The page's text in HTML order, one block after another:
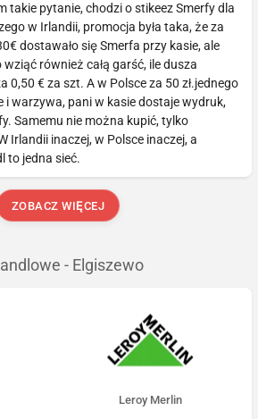
takie pytanie, chodzi o stikeez Smerfy dla
w Irlandii, promocja była taka, że za
dostawało się Smerfa przy kasie, ale
wziąć również całą garść, ile dusza
0,50 € za szt. A w Polsce za 50 zł.jednego
i warzywa, pani w kasie dostaje wydruk,
Samemu nie można kupić, tylko
Irlandii inaczej, w Polsce inaczej, a
to jedna sieć.
ZOBACZ WIĘCEJ
- Elgiszewo
Leroy Merlin